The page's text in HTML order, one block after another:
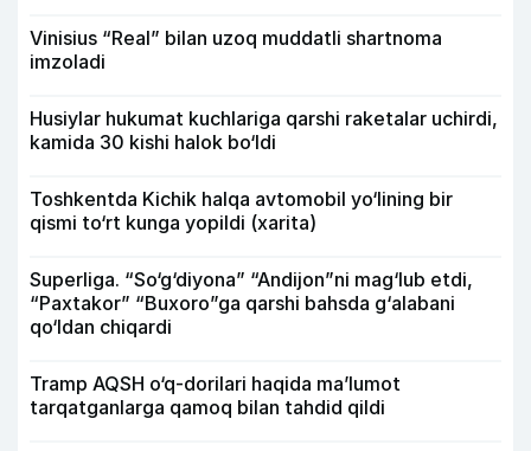
Vinisius “Real” bilan uzoq muddatli shartnoma
imzoladi
Husiylar hukumat kuchlariga qarshi raketalar uchirdi,
kamida 30 kishi halok bo‘ldi
Toshkentda Kichik halqa avtomobil yo‘lining bir
qismi to‘rt kunga yopildi (xarita)
Superliga. “So‘g‘diyona” “Andijon”ni mag‘lub etdi,
“Paxtakor” “Buxoro”ga qarshi bahsda g‘alabani
qo‘ldan chiqardi
Tramp AQSH o‘q-dorilari haqida ma’lumot
tarqatganlarga qamoq bilan tahdid qildi